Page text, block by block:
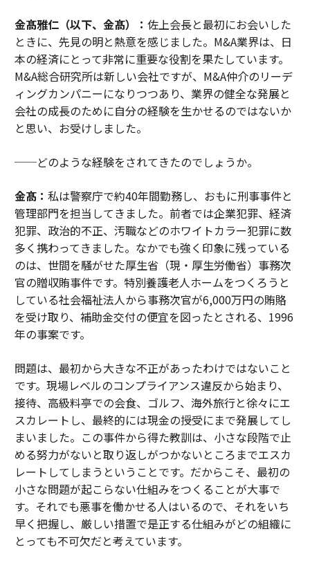
金髙雅仁（以下、金髙）： 佐上会長と最初にお会いした
ときに、先見の明と熱意を感じました。M&A業界は、日
本の経済にとって非常に重要な役割を果たしています。
M&A総合研究所は新しい会社ですが、M&A仲介のリーデ
ィングカンパニーになりつつあり、業界の健全な発展と
会社の成長のために自分の経験を生かせるのではないか
と思い、お受けしました。
──どのような経験をされてきたのでしょうか。
金髙： 私は警察庁で約40年間勤務し、おもに刑事事件と
管理部門を担当してきました。前者では企業犯罪、経済
犯罪、政治的不正、汚職などのホワイトカラー犯罪に数
多く携わってきました。なかでも強く印象に残っている
のは、世間を騒がせた厚生省（現・厚生労働省）事務次
官の贈収賄事件です。特別養護老人ホームをつくろうと
している社会福祉法人から事務次官が6,000万円の賄賂
を受け取り、補助金交付の便宜を図ったとされる、1996
年の事案です。
問題は、最初から大きな不正があったわけではないこと
です。現場レベルのコンプライアンス違反から始まり、
接待、高級料亭での会食、ゴルフ、海外旅行と徐々にエ
スカレートし、最終的には現金の授受にまで発展してし
まいました。この事件から得た教訓は、小さな段階で止
める努力がないと取り返しがつかないところまでエスカ
レートしてしまうということです。だからこそ、最初の
小さな問題が起こらない仕組みをつくることが大事で
す。それでも悪事を働かせる人はいるので、それをいち
早く把握し、厳しい措置で是正する仕組みがどの組織に
とっても不可欠だと考えています。